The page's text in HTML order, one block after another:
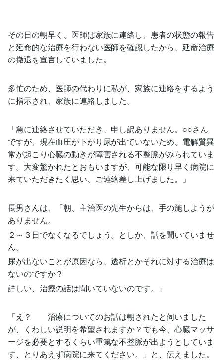
その日の朝早く、医師は家族に連絡し、患者の状態の報告
と延命的な治療を行わない医師を確認したから、延命治療
の撤退を宣言していました。
多忙のため、医師の代わりに私が、家族に連絡をするよう
に指示され、家族に連絡しました。
「急に連絡させていただき、申し訳ありません。○○さん
ですが、現在血圧が下がり尿が出ていないため、電解質異
常が起こり心臓の動きが障害される不整脈がみられていま
す。大変驚かれたとおもいますが、可能な限り早く病院に
来ていただきたく思い、ご連絡差し上げました。」
長男さんは、「朝、主治医の先生からは、手の施しようが
ありません。
２～３日でなくなるでしょう。としか、話を聞いていませ
ん。
尿が出ないことが原因なら、透析とかそれに対する治療は
ないのですか？
詳しい、治療の話は聞いていないのです。」
「え？ 治療についてのお話は朝されたと伺いました
が、くわしい説明を希望されますか？でも今、心臓マッサ
ージを必要とするくらい重篤な不整脈が出ようとしていま
す、とりあえず病院に来てください。」と、伝えました。